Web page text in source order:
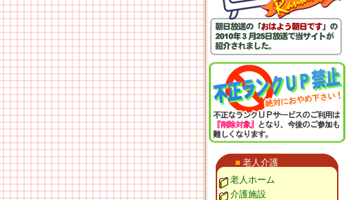
■ 老人介護
老人ホーム
介護施設